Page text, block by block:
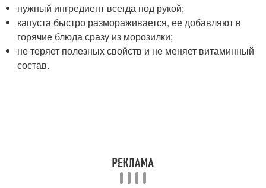
нужный ингредиент всегда под рукой;
капуста быстро размораживается, ее добавляют в
горячие блюда сразу из морозилки;
не теряет полезных свойств и не меняет витаминный
состав.